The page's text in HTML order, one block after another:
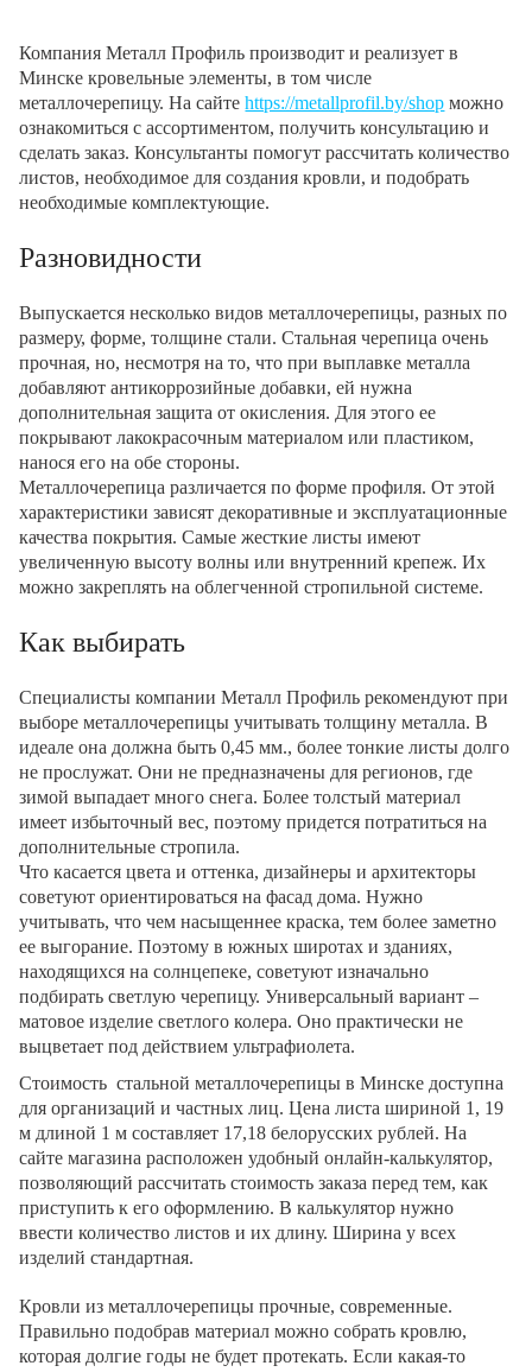
Компания Металл Профиль производит и реализует в
Минске кровельные элементы, в том числе
металлочерепицу. На сайтеhttps://metallprofil.by/shop можно
ознакомиться с ассортиментом, получить консультацию и
сделать заказ. Консультанты помогут рассчитать количество
листов, необходимое для создания кровли, и подобрать
необходимые комплектующие.
Разновидности
Выпускается несколько видов металлочерепицы, разных по
размеру, форме, толщине стали. Стальная черепица очень
прочная, но, несмотря на то, что при выплавке металла
добавляют антикоррозийные добавки, ей нужна
дополнительная защита от окисления. Для этого ее
покрывают лакокрасочным материалом или пластиком,
нанося его на обе стороны.
Металлочерепица различается по форме профиля. От этой
характеристики зависят декоративные и эксплуатационные
качества покрытия. Самые жесткие листы имеют
увеличенную высоту волны или внутренний крепеж. Их
можно закреплять на облегченной стропильной системе.
Как выбирать
Специалисты компании Металл Профиль рекомендуют при
выборе металлочерепицы учитывать толщину металла. В
идеале она должна быть 0,45 мм., более тонкие листы долго
не прослужат. Они не предназначены для регионов, где
зимой выпадает много снега. Более толстый материал
имеет избыточный вес, поэтому придется потратиться на
дополнительные стропила.
Что касается цвета и оттенка, дизайнеры и архитекторы
советуют ориентироваться на фасад дома. Нужно
учитывать, что чем насыщеннее краска, тем более заметно
ее выгорание. Поэтому в южных широтах и зданиях,
находящихся на солнцепеке, советуют изначально
подбирать светлую черепицу. Универсальный вариант –
матовое изделие светлого колера. Оно практически не
выцветает под действием ультрафиолета.
Стоимость стальной металлочерепицы в Минске доступна
для организаций и частных лиц. Цена листа шириной 1, 19
м длиной 1 м составляет 17,18 белорусских рублей. На
сайте магазина расположен удобный онлайн-калькулятор,
позволяющий рассчитать стоимость заказа перед тем, как
приступить к его оформлению. В калькулятор нужно
ввести количество листов и их длину. Ширина у всех
изделий стандартная.
Кровли из металлочерепицы прочные, современные.
Правильно подобрав материал можно собрать кровлю,
которая долгие годы не будет протекать. Если какая-то